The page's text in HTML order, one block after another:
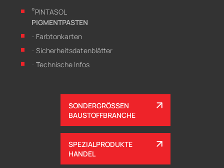
®PINTASOL
PIGMENTPASTEN
- Farbtonkarten
- Sicherheitsdatenblätter
- Technische Infos
SONDERGRÖSSEN
BAUSTOFFBRANCHE
SPEZIALPRODUKTE
HANDEL